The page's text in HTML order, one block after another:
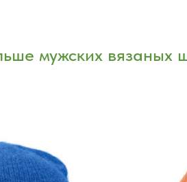
мужских вязаных